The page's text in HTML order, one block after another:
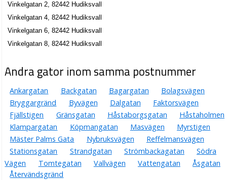
Vinkelgatan 2, 82442 Hudiksvall
Vinkelgatan 4, 82442 Hudiksvall
Vinkelgatan 6, 82442 Hudiksvall
Vinkelgatan 8, 82442 Hudiksvall
Andra gator inom samma postnummer
Ankargatan Backgatan Bagargatan
Bolagsvägen
Bryggargränd
Byvägen Dalgatan
Faktorsvägen
Fjällstigen
Gränsgatan Håstaborgsgatan
Håstaholmen
Klampargatan
Köpmangatan Masvägen
Myrstigen
Mäster Palms Gata
Nybruksvägen
Reffelmansvägen
Stationsgatan
Strandgatan Strömbackagatan
Södra
Vägen
Tomtegatan Vallvägen Vattengatan
Åsgatan
Återvändsgränd